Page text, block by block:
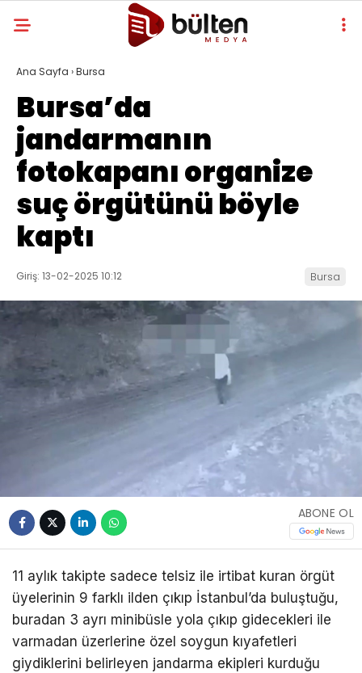
Ana Sayfa ›Bursa
Bursa’da
jandarmanın
fotokapanı organize
suç örgütünü böyle
kaptı
Giriş: 13-02-2025 10:12 Bursa
ABONE OL
11 aylık takipte sadece telsiz ile irtibat kuran örgüt
üyelerinin 9 farklı ilden çıkıp İstanbul’da buluştuğu,
buradan 3 ayrı minibüsle yola çıkıp gidecekleri ile
varmadan üzerlerine özel soygun kıyafetleri
giydiklerini belirleyen jandarma ekipleri kurduğu